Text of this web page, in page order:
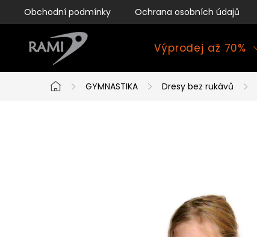
na
Obchodní podmínky Ochrana osobních údajů
Výprodej až 70%
Domů
GYMNASTIKA Dresy bez rukávů